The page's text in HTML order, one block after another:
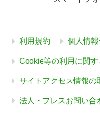
利用規約 個人情
Cookie等の利用に関
サイトアクセス情報の
法人・プレスお問い合